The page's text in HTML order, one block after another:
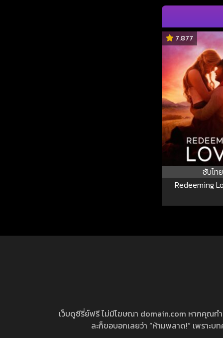
7.877
ซับไทย
Redeeming
เว็บดูซีรี่ย์ฟรี ไม่มีโฆษณา domain.com หากคุณก
ละก็ขอบอกเลยว่า “ห้ามพลาด!” เพราะ